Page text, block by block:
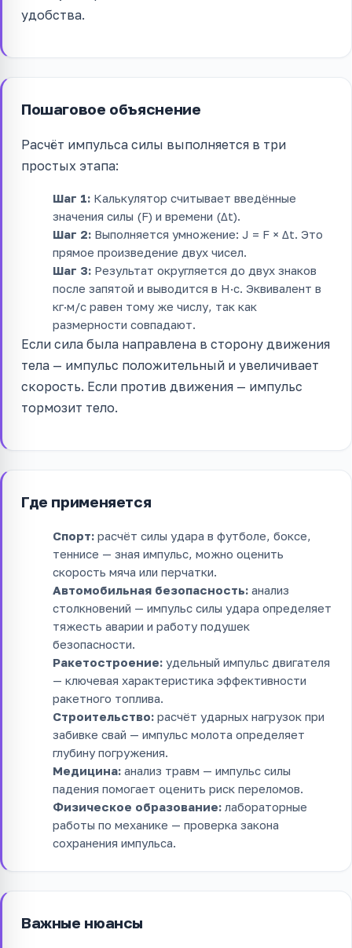
удобства.
Пошаговое объяснение
Расчёт импульса силы выполняется в три
простых этапа:
Шаг 1: Калькулятор считывает введённые
значения силы (F) и времени (Δt).
Шаг 2: Выполняется умножение: J = F × Δt. Это
прямое произведение двух чисел.
Шаг 3: Результат округляется до двух знаков
после запятой и выводится в Н·с. Эквивалент в
кг·м/с равен тому же числу, так как
размерности совпадают.
Если сила была направлена в сторону движения
тела — импульс положительный и увеличивает
скорость. Если против движения — импульс
тормозит тело.
Где применяется
Спорт: расчёт силы удара в футболе, боксе,
теннисе — зная импульс, можно оценить
скорость мяча или перчатки.
Автомобильная безопасность: анализ
столкновений — импульс силы удара определяет
тяжесть аварии и работу подушек
безопасности.
Ракетостроение: удельный импульс двигателя
— ключевая характеристика эффективности
ракетного топлива.
Строительство: расчёт ударных нагрузок при
забивке свай — импульс молота определяет
глубину погружения.
Медицина: анализ травм — импульс силы
падения помогает оценить риск переломов.
Физическое образование: лабораторные
работы по механике — проверка закона
сохранения импульса.
Важные нюансы